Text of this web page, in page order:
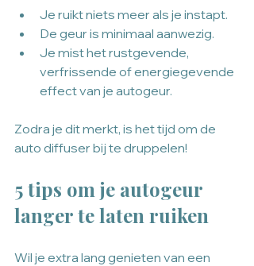
Je ruikt niets meer als je instapt.
De geur is minimaal aanwezig.
Je mist het rustgevende,
verfrissende of energiegevende
effect van je autogeur.
Zodra je dit merkt, is het tijd om de
auto diffuser bij te druppelen!
5 tips om je autogeur
langer te laten ruiken
Wil je extra lang genieten van een